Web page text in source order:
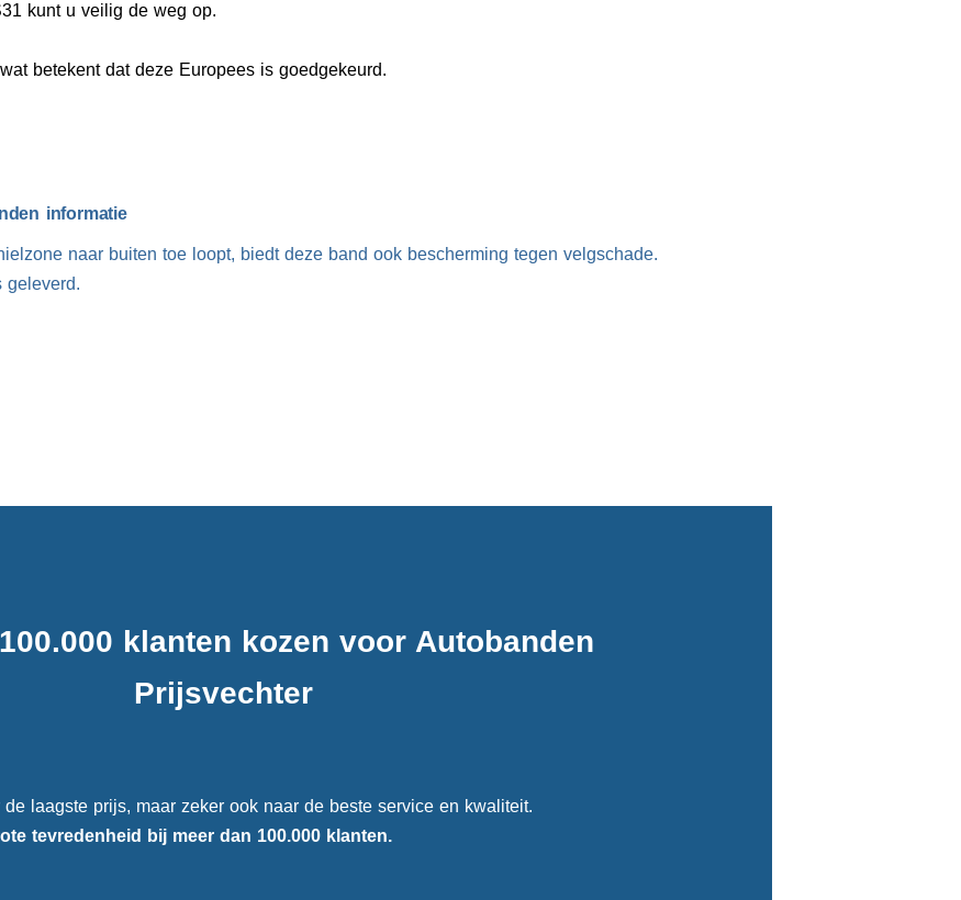
kunt u veilig de weg op.
betekent dat deze Europees is goedgekeurd.
informatie
naar buiten toe loopt, biedt deze band ook bescherming tegen velgschade.
geleverd.
klanten kozen voor Autobanden
Prijsvechter
laagste prijs, maar zeker ook naar de beste service en kwaliteit.
tevredenheid bij meer dan 100.000 klanten.